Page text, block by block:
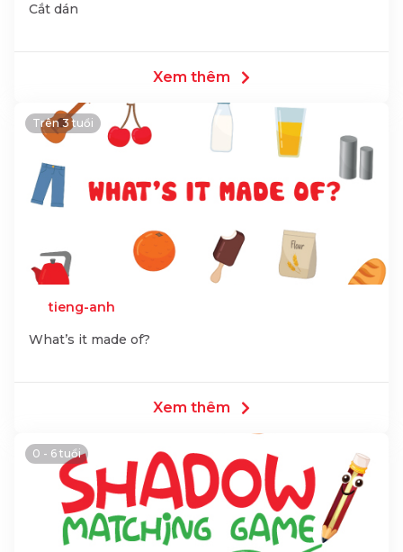
Cắt dán
Xem thêm
Trên 3 tuổi
tieng-anh
What’s it made of?
Xem thêm
0 - 6 tuổi